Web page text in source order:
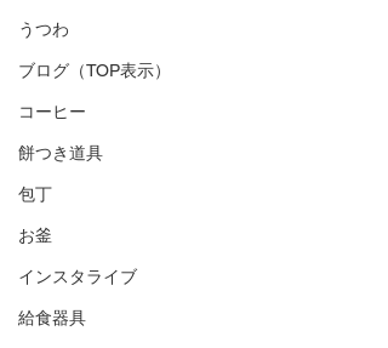
うつわ
ブログ（TOP表示）
コーヒー
餅つき道具
包丁
お釜
インスタライブ
給食器具